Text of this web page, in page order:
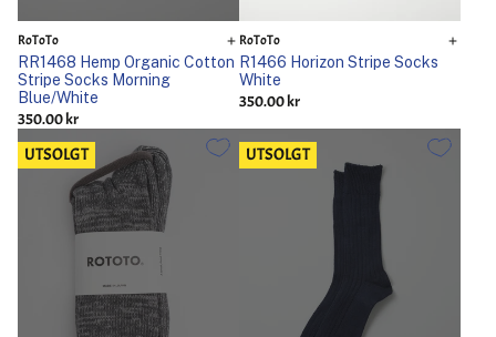
RoToTo
RR1468 Hemp Organic Cotton
Stripe Socks Morning
Blue/White
350.00 kr
RoToTo
R1466 Horizon Stripe Socks
White
350.00 kr
UTSOLGT UTSOLGT